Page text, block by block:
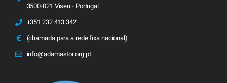
3500-021 Viseu - Portugal
+351 232 413 342
(chamada para a rede fixa nacional)
info@adamastor.org.pt